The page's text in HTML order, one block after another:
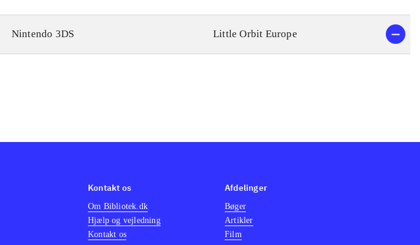
Nintendo 3DS Little Orbit Europe
Kontakt os
Om Bibliotek.dk
Hjælp og vejledning
Kontakt os
Afdelinger
Bøger
Artikler
Film